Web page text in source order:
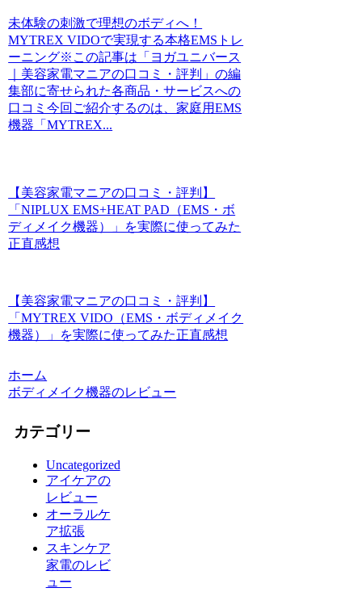
未体験の刺激で理想のボディへ！
MYTREX VIDOで実現する本格EMSトレ
ーニング※この記事は「ヨガユニバース
｜美容家電マニアの口コミ・評判」の編
集部に寄せられた各商品・サービスへの
口コミ今回ご紹介するのは、家庭用EMS
機器「MYTREX...
【美容家電マニアの口コミ・評判】
「NIPLUX EMS+HEAT PAD（EMS・ボ
ディメイク機器）」を実際に使ってみた
正直感想
【美容家電マニアの口コミ・評判】
「MYTREX VIDO（EMS・ボディメイク
機器）」を実際に使ってみた正直感想
ホーム
ボディメイク機器のレビュー
カテゴリー
Uncategorized
アイケアの
レビュー
オーラルケ
ア拡張
スキンケア
家電のレビ
ュー